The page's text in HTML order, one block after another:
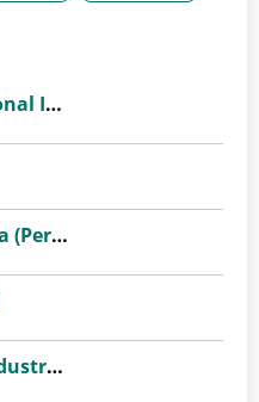
PT Archipelago International Indonesia (favehotels)
PT Bank Rakyat Indonesia (Persero) Tbk
PT Campina Ice Cream Industry Tbk